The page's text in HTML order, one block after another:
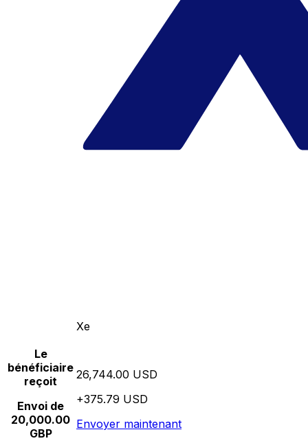
Xe
Le
bénéficiaire
reçoit
Envoi de
20,000.00
GBP
26,744.00 USD
+375.79 USD
Envoyer maintenant